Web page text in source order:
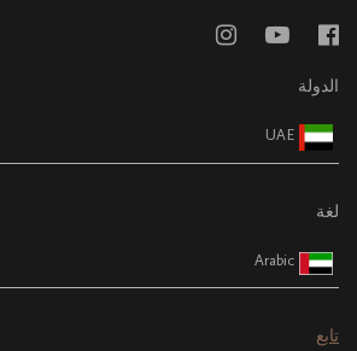
الدولة
UAE
لغة
Arabic
تابع